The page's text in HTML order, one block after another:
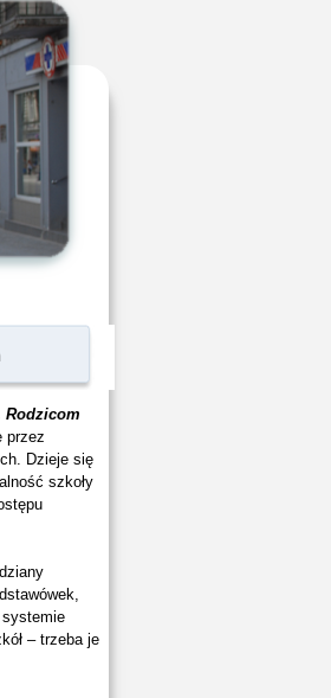
Rodzicom
przez
Dzieje się
szkoły
– trzeba je